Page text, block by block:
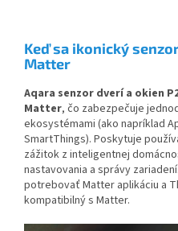
Keď sa ikonický
Matter
Aqara senzor dverí a okien
Matter, čo zabezpečuje
ekosystémami (ako napríklad
SmartThings). Poskytuje
zážitok z inteligentnej
nastavovania a správy
potrebovať Matter aplikáciu a
kompatibilný s Matter.